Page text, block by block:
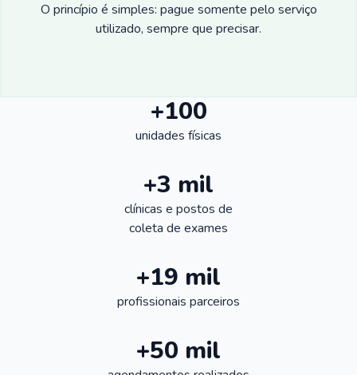
O princípio é simples: pague somente pelo serviço
utilizado, sempre que precisar.
+100
unidades físicas
+3 mil
clínicas e postos de
coleta de exames
+19 mil
profissionais parceiros
+50 mil